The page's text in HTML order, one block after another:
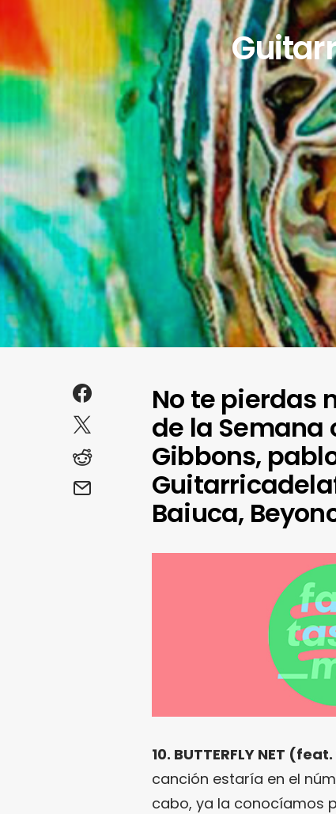
No te pierdas
de la Semana
Gibbons,
Baiuca,
10. BUTTERFLY NET
canción estaría en el
cabo, ya la conocíamos